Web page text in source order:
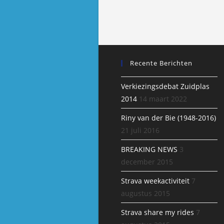
Recente Berichten
Verkiezingsdebat Zuidplas
2014 14 maart 2022
Riny van der Bie (1948-2016)
21 juli 2016
BREAKING NEWS 3
december 2015
Strava weekactiviteit 7
augustus 2015
Strava share my rides 7